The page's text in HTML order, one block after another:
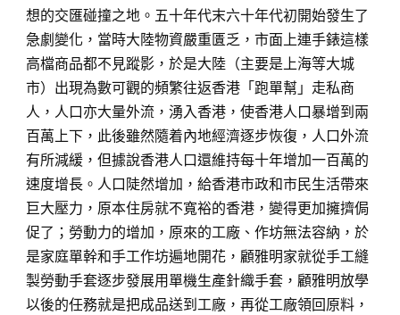
想的交匯碰撞之地。五十年代末六十年代初開始發生了
急劇變化，當時大陸物資嚴重匱乏，市面上連手錶這樣
高檔商品都不見蹤影，於是大陸（主要是上海等大城
市）出現為數可觀的頻繁往返香港「跑單幫」走私商
人，人口亦大量外流，湧入香港，使香港人口暴增到兩
百萬上下，此後雖然隨着內地經濟逐步恢復，人口外流
有所減緩，但據說香港人口還維持每十年增加一百萬的
速度增長。人口陡然增加，給香港市政和市民生活帶來
巨大壓力，原本住房就不寬裕的香港，變得更加擁擠侷
促了；勞動力的增加，原來的工廠、作坊無法容納，於
是家庭單幹和手工作坊遍地開花，顧雅明家就從手工縫
製勞動手套逐步發展用單機生產針織手套，顧雅明放學
以後的任務就是把成品送到工廠，再從工廠領回原料，